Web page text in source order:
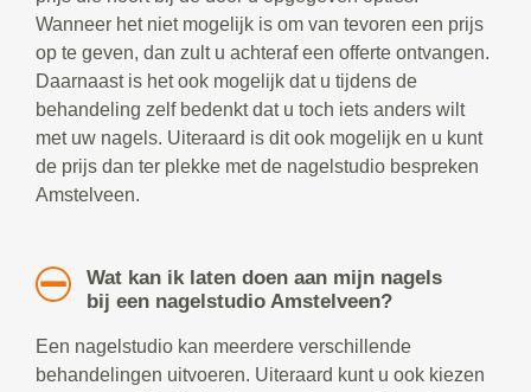
Wanneer het niet mogelijk is om van tevoren een prijs
op te geven, dan zult u achteraf een offerte ontvangen.
Daarnaast is het ook mogelijk dat u tijdens de
behandeling zelf bedenkt dat u toch iets anders wilt
met uw nagels. Uiteraard is dit ook mogelijk en u kunt
de prijs dan ter plekke met de nagelstudio bespreken
Amstelveen.
Wat kan ik laten doen aan mijn nagels
bij een nagelstudio Amstelveen?
Een nagelstudio kan meerdere verschillende
behandelingen uitvoeren. Uiteraard kunt u ook kiezen